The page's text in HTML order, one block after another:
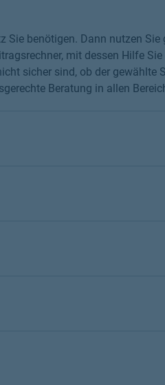
benötigen. Dann nutzen
mit dessen Hilfe
sicher sind, ob der
Beratung in allen